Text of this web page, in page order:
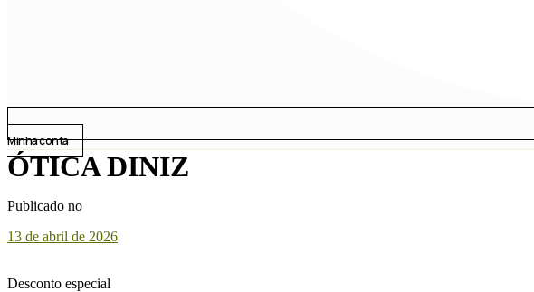
Minha conta
ÓTICA DINIZ
Publicado no
13 de abril de 2026
Desconto especial